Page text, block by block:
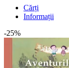
Cărți
Informații
-25%